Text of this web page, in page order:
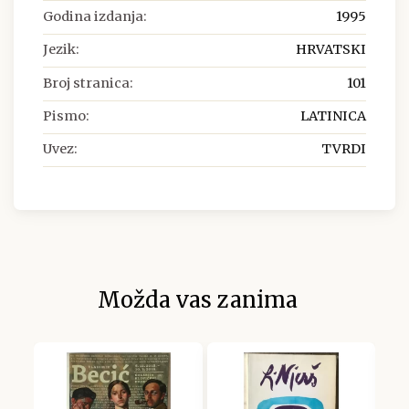
Godina izdanja: 1995
Jezik: HRVATSKI
Broj stranica: 101
Pismo: LATINICA
Uvez: TVRDI
Možda vas zanima